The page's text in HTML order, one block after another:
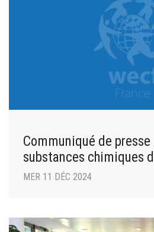
Communiqué de
substances chimiques
MER 11 DÉC 2024